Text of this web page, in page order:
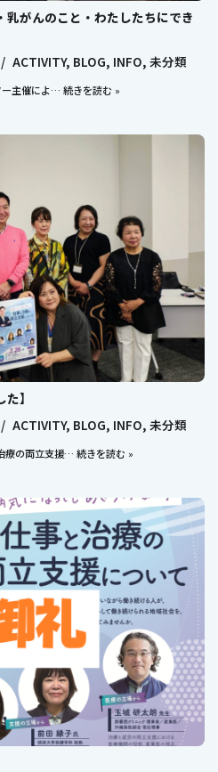
乳がんのこと・わたしたちにでき
ACTIVITY, BLOG, INFO, 未分類
ー主催によ… 続きを読む »
】
ACTIVITY, BLOG, INFO, 未分類
療の両立支援… 続きを読む »